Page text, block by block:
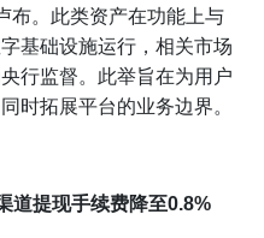
布。此类资产在功能上与
基础设施运行，相关市场
行监督。此举旨在为用户
时拓展平台的业务边界。
道提现手续费降至0.8%